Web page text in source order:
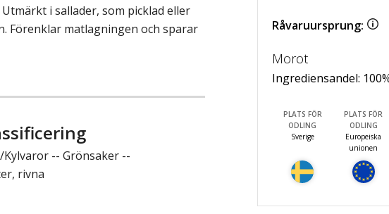
i sallader, som picklad eller
Förenklar matlagningen och sparar
-- Grönsaker --
rivna
Råvaruursprung:
Morot
Ingrediensandel: 100
PLATS FÖR
ODLING
Sverige
PLATS FÖR
ODLING
Europeiska
unionen